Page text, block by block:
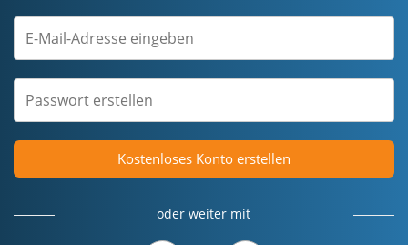
Kostenloses Konto erstellen
oder weiter mit